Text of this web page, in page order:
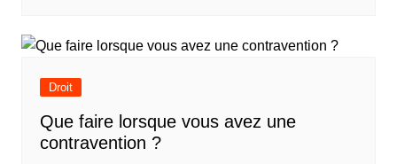
Droit
Que faire lorsque vous avez une
contravention ?